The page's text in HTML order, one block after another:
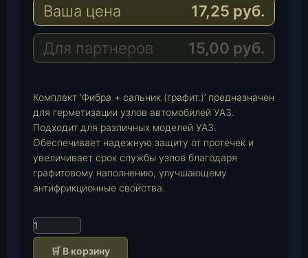
r
a
m
s
A
p
a
i
l
Ваша цена 17,25 руб.
Для партнеров 15,00 руб.
Комплект ‘Фибра + сальник (графит.)’ предназначен
для герметизации узлов автомобилей УАЗ.
Подходит для различных моделей УАЗ.
Обеспечивает надежную защиту от протечек и
увеличивает срок службы узлов благодаря
графитовому наполнению, улучшающему
антифрикционные свойства.
К
о
🛒 В корзину